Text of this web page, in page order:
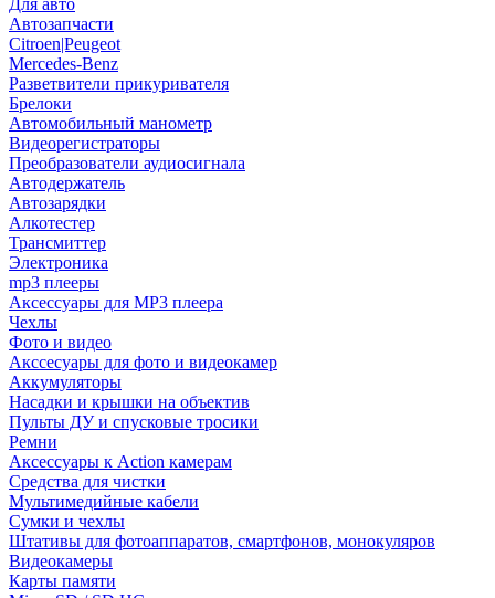
Для авто
Автозапчасти
Citroen|Peugeot
Mercedes-Benz
Разветвители прикуривателя
Брелоки
Автомобильный манометр
Видеорегистраторы
Преобразователи аудиосигнала
Автодержатель
Автозарядки
Алкотестер
Трансмиттер
Электроника
mp3 плееры
Аксессуары для MP3 плеера
Чехлы
Фото и видео
Акссесуары для фото и видеокамер
Аккумуляторы
Насадки и крышки на объектив
Пульты ДУ и спусковые тросики
Ремни
Аксессуары к Action камерам
Средства для чистки
Мультимедийные кабели
Сумки и чехлы
Штативы для фотоаппаратов, смартфонов, монокуляров
Видеокамеры
Карты памяти